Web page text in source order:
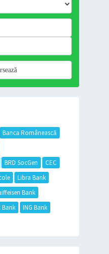
Banca Românească
BRD SocGen
CEC
Libra Bank
Bank
Bank
ING Bank